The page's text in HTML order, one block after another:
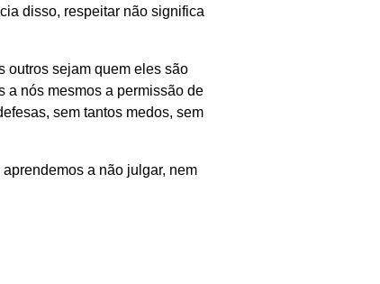
disso, respeitar não significa
outros sejam quem eles são
a nós mesmos a permissão de
sem tantos medos, sem
a não julgar, nem